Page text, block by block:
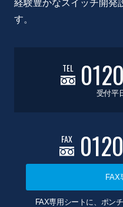
経験豊かなスイッチ開発
す。
TEL
受付平
FAX
FAX
FAX専用シートに、ポン